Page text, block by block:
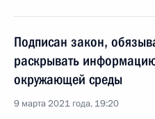
Подписан закон,
раскрывать
окружающей среды
9 марта 2021 года, 19:20